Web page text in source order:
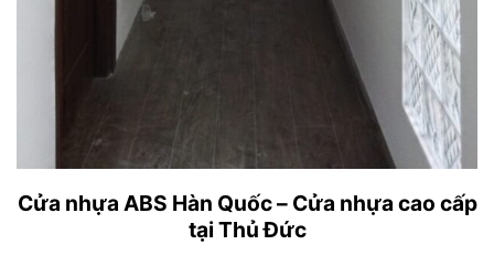
Cửa nhựa ABS Hàn Quốc – Cửa nhựa cao cấp
tại Thủ Đức